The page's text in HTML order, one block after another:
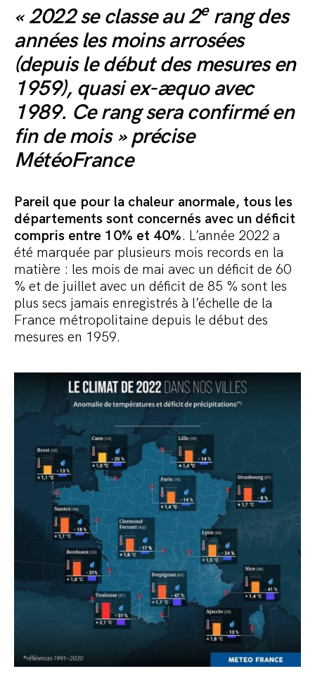
« 2022 se classe au 2erang des
années les moins arrosées
(depuis le début des mesures en
1959), quasi ex-æquo avec
1989. Ce rang sera confirmé en
fin de mois » précise
MétéoFrance
Pareil que pour la chaleur anormale, tous les
départements sont concernés avec un déficit
compris entre 10% et 40%. L’année 2022 a
été marquée par plusieurs mois records en la
matière : les mois de mai avec un déficit de 60
% et de juillet avec un déficit de 85 % sont les
plus secs jamais enregistrés à l’échelle de la
France métropolitaine depuis le début des
mesures en 1959.